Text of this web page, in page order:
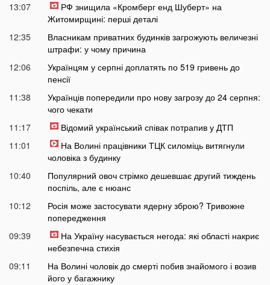
13:07
РФ знищила «Кромберг енд Шуберт» на
Житомирщині: перші деталі
12:35
Власникам приватних будинків загрожують величезні
штрафи: у чому причина
12:06
Українцям у серпні доплатять по 519 гривень до
пенсії
11:38
Українців попередили про нову загрозу до 24 серпня:
чого чекати
11:17
Відомий український співак потрапив у ДТП
11:01
На Волині працівники ТЦК силоміць витягнули
чоловіка з будинку
10:40
Популярний овоч стрімко дешевшає другий тиждень
поспіль, але є нюанс
10:12
Росія може застосувати ядерну зброю? Тривожне
попередження
09:39
На Україну насувається негода: які області накриє
небезпечна стихія
09:11
На Волині чоловік до смерті побив знайомого і возив
його у багажнику